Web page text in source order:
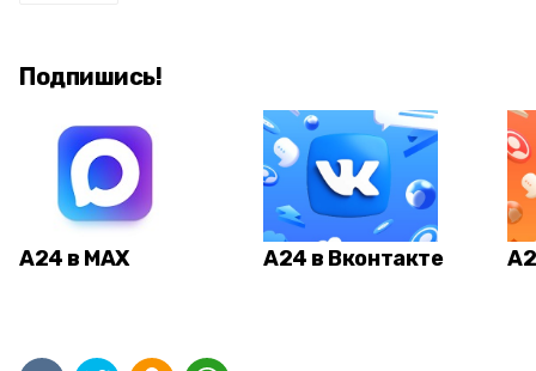
Подпишись!
А24 в MAX А24 в Вконтакте